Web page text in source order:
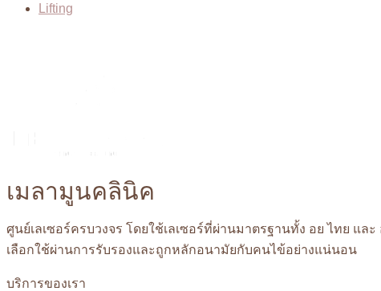
Lifting
เมลามูนคลินิค
ศูนย์เลเซอร์ครบวงจร โดยใช้เลเซอร์ที่ผ่านมาตรฐานทั้ง อย ไทย แ
เลือกใช้ผ่านการรับรองและถูกหลักอนามัยกับคนไข้อย่างแน่นอน
บริการของเรา